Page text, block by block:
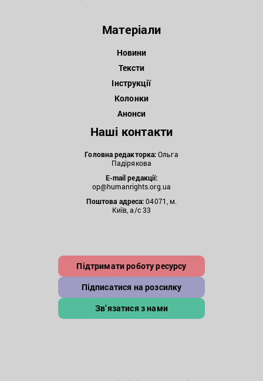
Матеріали
Новини
Тексти
Інструкції
Колонки
Анонси
Наші контакти
Головна редакторка:Ольга
Падірякова
E-mail редакції:
op@humanrights.org.ua
Поштова адреса:04071, м.
Київ, а/с 33
Підтримати роботу ресурсу
Підписатися на розсилку
Зв’язатися з нами